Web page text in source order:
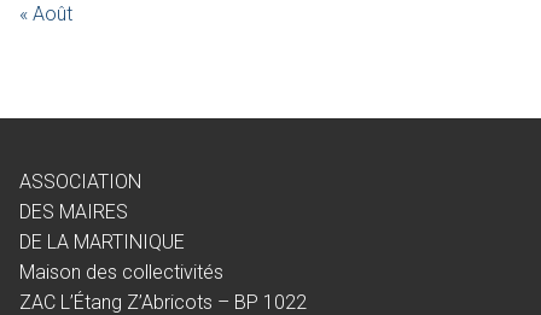
« Août
ASSOCIATION
DES MAIRES
DE LA MARTINIQUE
Maison des collectivités
ZAC L’Étang Z’Abricots – BP 1022